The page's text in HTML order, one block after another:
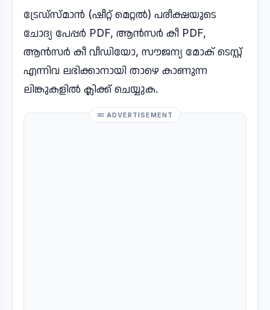
ട്രേഡ്സ്മാൻ (ഷീറ്റ് മെറ്റൽ) പരീക്ഷയുടെ
ചോദ്യ പേപ്പർ PDF, ആൻസർ കീ PDF,
ആൻസർ കീ വീഡിയോ, സൗജന്യ മോക് ടെസ്റ്റ്
എന്നിവ ലഭിക്കാനായി താഴെ കാണുന്ന
ലിങ്കുകളിൽ ക്ലിക്ക് ചെയ്യുക.
ADVERTISEMENT